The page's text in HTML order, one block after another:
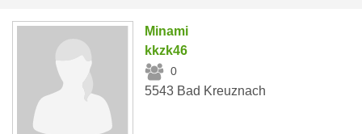
Minami
kkzk46
0
5543 Bad Kreuznach